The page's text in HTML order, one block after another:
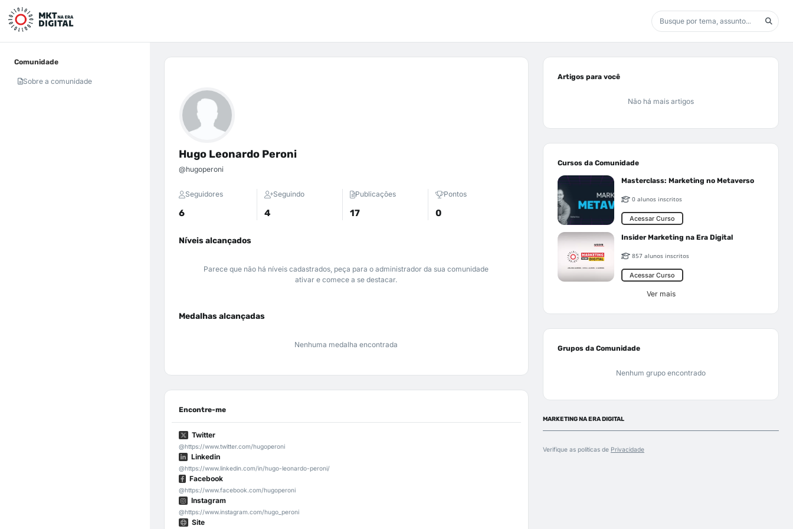
Comunidade
Sobre a comunidade
Hugo Leonardo Peroni
@hugoperoni
Seguidores
6
Seguindo
4
Publicações
17
Pontos
0
Níveis alcançados
Parece que não há níveis cadastrados, peça para o administrador da sua comunidade
ativar e comece a se destacar.
Medalhas alcançadas
Nenhuma medalha encontrada
Encontre-me
Twitter
@https://www.twitter.com/hugoperoni
Linkedin
@https://www.linkedin.com/in/hugo-leonardo-peroni/
Facebook
@https://www.facebook.com/hugoperoni
Instagram
@https://www.instagram.com/hugo_peroni
Site
Artigos para você
Não há mais artigos
Cursos da Comunidade
Masterclass: Marketing no Metaverso
0 alunos inscritos
Acessar Curso
Insider Marketing na Era Digital
857 alunos inscritos
Acessar Curso
Ver mais
Grupos da Comunidade
Nenhum grupo encontrado
MARKETING NA ERA DIGITAL
Verifique as políticas de Privacidade